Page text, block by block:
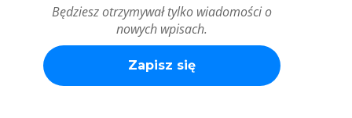
Będziesz otrzymywał tylko wiadomości o
nowych wpisach.